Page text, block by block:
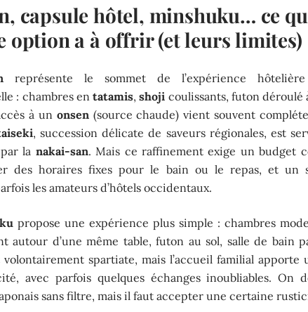
capsule hôtel, minshuku… ce
option a à offrir (et leurs limites)
représente le sommet de l’expérience hôtelière
: chambres entatamis,shoji coulissants, futon déroulé
à un onsen(source chaude) vient souvent
, succession délicate de saveurs régionales, est
la nakai-san. Mais ce raffinement exige un budget
des horaires fixes pour le bain ou le repas, et un
les amateurs d’hôtels occidentaux.
propose une expérience plus simple : chambres
autour d’une même table, futon au sol, salle de bain
spartiate, mais l’accueil familial apporte
avec parfois quelques échanges inoubliables. On
sans filtre, mais il faut accepter une certaine